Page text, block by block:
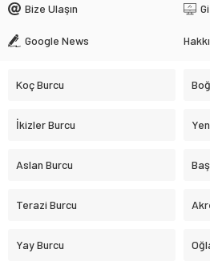
Bize Ulaşın
Google News
Koç Burcu
İkizler Burcu
Aslan Burcu
Terazi Burcu
Yay Burcu